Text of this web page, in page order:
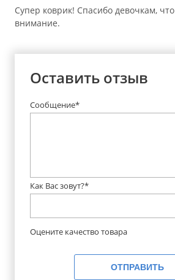
Супер коврик! Спасибо девочкам,
внимание.
Оставить отзыв
Сообщение*
Как Вас зовут?*
Оцените качество товара
ОТПРАВИТЬ